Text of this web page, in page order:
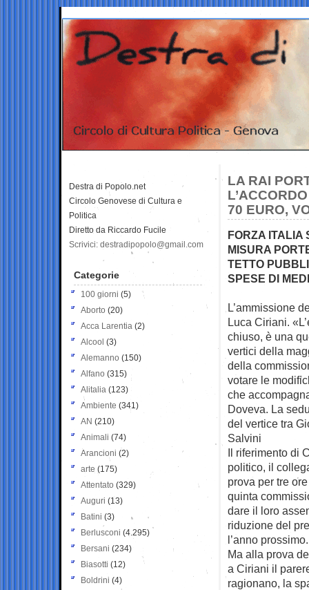
LA RAI
70 EURO,
FORZA ITALIA
MISURA
TETTO
SPESE DI
L’ammissione
Luca Ciriani.
chiuso, è una
vertici della
della
votare le
che
Doveva. La
del vertice tra
Salvini
Il riferimento di
politico, il
prova per tre
quinta
dare il loro
riduzione del
l’anno prossimo.
Ma alla prova
a Ciriani il
ragionano, la
Destra di Popolo.net
Circolo Genovese di Cultura e
Politica
Diretto da Riccardo Fucile
Scrivici: destradipopolo@gmail.com
Categorie
100 giorni (5)
Aborto (20)
Acca Larentia (2)
Alcool (3)
Alemanno (150)
Alfano (315)
Alitalia (123)
Ambiente (341)
AN (210)
Animali (74)
Arancioni (2)
arte (175)
Attentato (329)
Auguri (13)
Batini (3)
Berlusconi (4.295)
Bersani (234)
Biasotti (12)
Boldrini (4)